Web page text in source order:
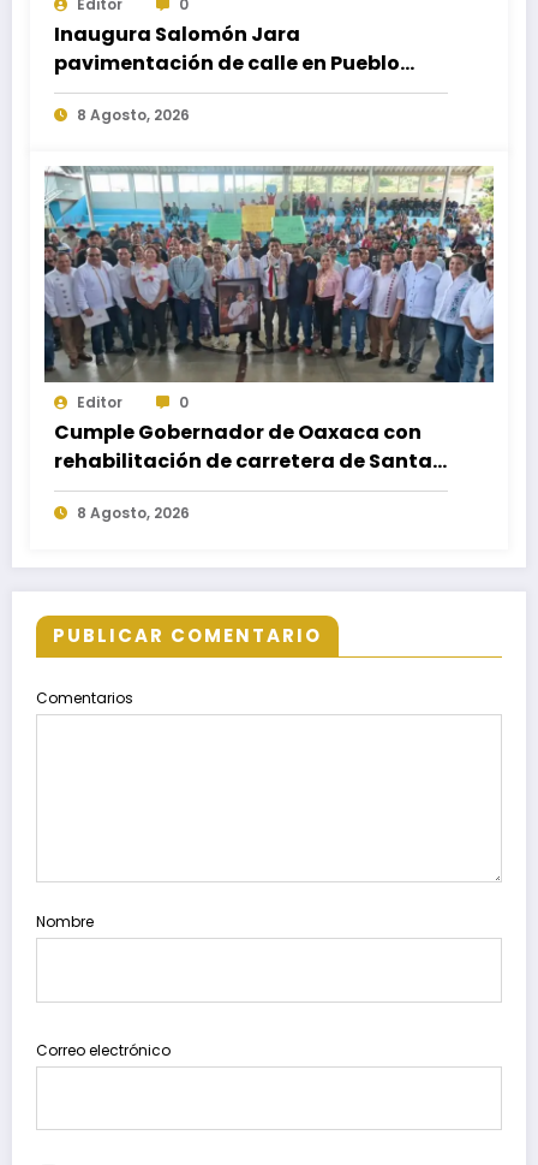
Inaugura Salomón Jara
pavimentación de calle en Pueblo
Nuevo; fortalece movilidad y
conectividad
8 Agosto, 2026
Editor 0
Cumple Gobernador de Oaxaca con
rehabilitación de carretera de Santa
María Ecatepec
8 Agosto, 2026
PUBLICAR COMENTARIO
Comentarios
Nombre
Correo electrónico